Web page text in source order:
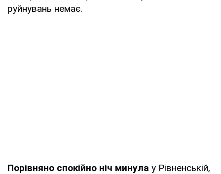
руйнувань немає.
Порівняно спокійно ніч минула у Рівненській,